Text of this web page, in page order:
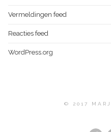
Vermeldingen feed
Reacties feed
WordPress.org
© 2017